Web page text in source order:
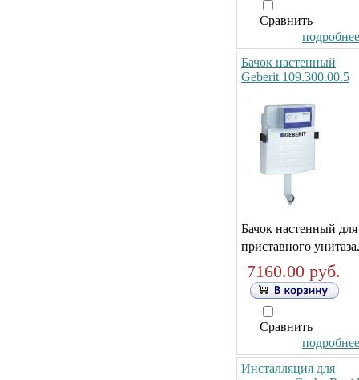
Сравнить
Бачок настенный
Geberit 109.300.00.5
Бачок настенный для
приставного унитаза.
7160.00 руб.
Сравнить
Инсталляция для